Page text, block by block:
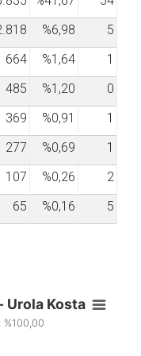
%6,98
5
664 %1,64
1
485 %1,20
0
369 %0,91
1
277 %0,69
1
107 %0,26
2
65 %0,16 5
Urola Kosta